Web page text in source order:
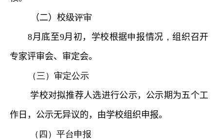
（二）校级评审
8月底至9月初，学校根据申报情况 ， 组织召开
专家评审会、审定会。
（三）审定公示
学校对拟推荐人选进行公示，公示期为五个工
作日，公示无异议的，由学校组织申报。
（四）平台申报